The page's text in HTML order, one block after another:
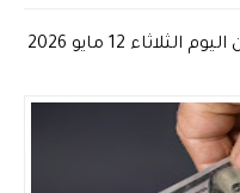
أسعار العملات والذهب في السودان اليوم الثلاثاء 12 مايو 2026